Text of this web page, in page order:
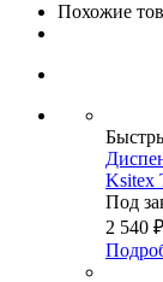
Похожие
Ksitex
Под
2 540 ₽